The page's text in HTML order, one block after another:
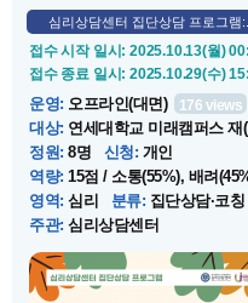
(1...심리상담센터 집단상담 프로그램
접수 시작 일시 : 2025.10.13(월)
접수 종료 일시 : 2025.10.29(수)
운영: 오프라인(대면) 176 views
대상: 연세대학교 미래캠퍼스 재
학...
정원: 8명 신청: 개인
역량: 15점 / 소통(55%), 배려
영역 : 심리 분류: 집단상담·코칭
주관: 심리상담센터
운영 시작 일시
: 2025.10.29(수)
운영 종료 일시: 2025.10.29(수)